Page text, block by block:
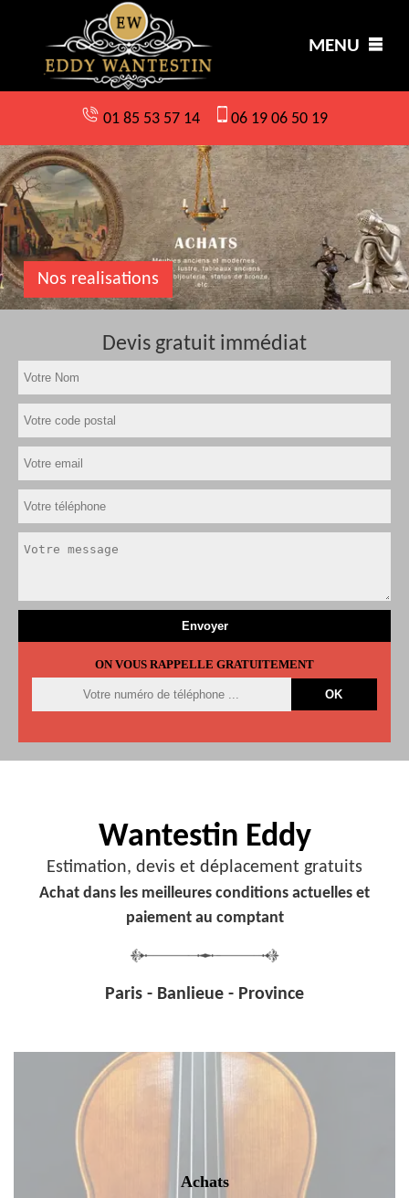
MENU
01 85 53 57 14 06 19 06 50 19
Nos realisations
Devis gratuit immédiat
ON VOUS RAPPELLE GRATUITEMENT
Wantestin Eddy
Estimation, devis et déplacement gratuits
Achat dans les meilleures conditions actuelles et
paiement au comptant
Paris - Banlieue - Province
Achats